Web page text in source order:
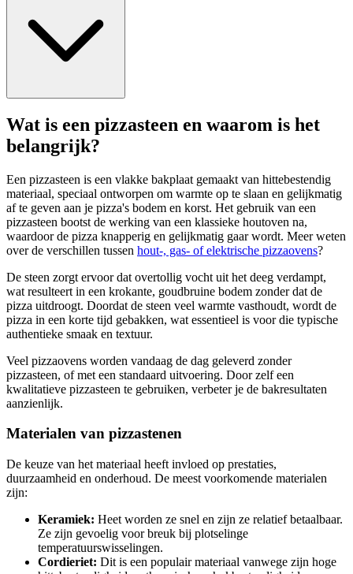
Wat is een pizzasteen en waarom is het
belangrijk?
Een pizzasteen is een vlakke bakplaat gemaakt van hittebestendig
materiaal, speciaal ontworpen om warmte op te slaan en gelijkmatig
af te geven aan je pizza's bodem en korst. Het gebruik van een
pizzasteen bootst de werking van een klassieke houtoven na,
waardoor de pizza knapperig en gelijkmatig gaar wordt. Meer weten
over de verschillen tussen hout-, gas- of elektrische pizzaovens?
De steen zorgt ervoor dat overtollig vocht uit het deeg verdampt,
wat resulteert in een krokante, goudbruine bodem zonder dat de
pizza uitdroogt. Doordat de steen veel warmte vasthoudt, wordt de
pizza in een korte tijd gebakken, wat essentieel is voor die typische
authentieke smaak en textuur.
Veel pizzaovens worden vandaag de dag geleverd zonder
pizzasteen, of met een standaard uitvoering. Door zelf een
kwalitatieve pizzasteen te gebruiken, verbeter je de bakresultaten
aanzienlijk.
Materialen van pizzastenen
De keuze van het materiaal heeft invloed op prestaties,
duurzaamheid en onderhoud. De meest voorkomende materialen
zijn:
Keramiek: Heet worden ze snel en zijn ze relatief betaalbaar.
Ze zijn gevoelig voor breuk bij plotselinge
temperatuurswisselingen.
Cordieriet: Dit is een populair materiaal vanwege zijn hoge